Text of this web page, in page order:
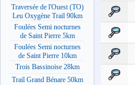
Traversée de l'Ouest (TO)
Leu Oxygène Trail 90km
Foulées Semi nocturnes
de Saint Pierre 5km
Foulées Semi nocturnes
de Saint Pierre 10km
Trois Bassinoise 28km
Trail Grand Bénare 50km